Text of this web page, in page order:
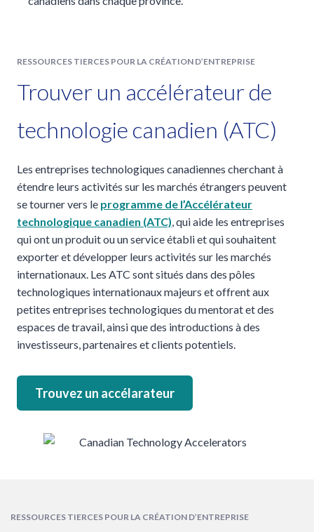
RESSOURCES TIERCES POUR LA CRÉATION D’ENTREPRISE
Trouver un accélérateur de
technologie canadien (ATC)
Les entreprises technologiques canadiennes cherchant à
étendre leurs activités sur les marchés étrangers peuvent
se tourner vers le programme de l’Accélérateur
technologique canadien (ATC) , qui aide les entreprises
qui ont un produit ou un service établi et qui souhaitent
exporter et développer leurs activités sur les marchés
internationaux. Les ATC sont situés dans des pôles
technologiques internationaux majeurs et offrent aux
petites entreprises technologiques du mentorat et des
espaces de travail, ainsi que des introductions à des
investisseurs, partenaires et clients potentiels.
Trouvez un accélarateur
RESSOURCES TIERCES POUR LA CRÉATION D’ENTREPRISE